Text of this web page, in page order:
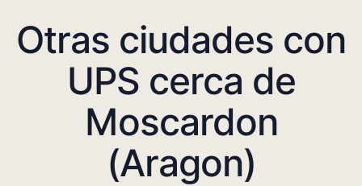
Otras ciudades con
UPS cerca de
Moscardon
(Aragon)